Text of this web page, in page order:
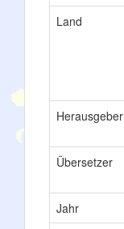
Land
Herausgeber
Übersetzer
Jahr